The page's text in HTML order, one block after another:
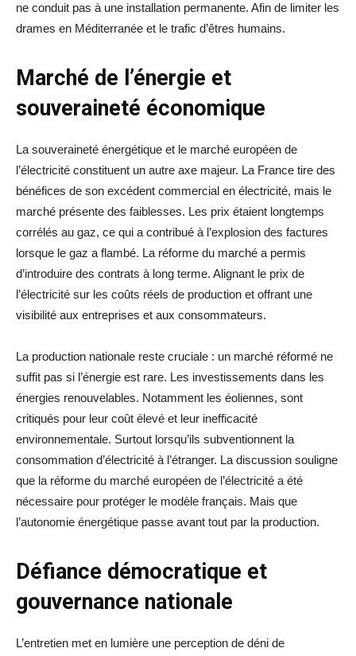
ne conduit pas à une installation permanente. Afin de limiter les
drames en Méditerranée et le trafic d’êtres humains.
Marché de l’énergie et
souveraineté économique
La souveraineté énergétique et le marché européen de
l’électricité constituent un autre axe majeur. La France tire des
bénéfices de son excédent commercial en électricité, mais le
marché présente des faiblesses. Les prix étaient longtemps
corrélés au gaz, ce qui a contribué à l’explosion des factures
lorsque le gaz a flambé. La réforme du marché a permis
d’introduire des contrats à long terme. Alignant le prix de
l’électricité sur les coûts réels de production et offrant une
visibilité aux entreprises et aux consommateurs.
La production nationale reste cruciale : un marché réformé ne
suffit pas si l’énergie est rare. Les investissements dans les
énergies renouvelables. Notamment les éoliennes, sont
critiqués pour leur coût élevé et leur inefficacité
environnementale. Surtout lorsqu’ils subventionnent la
consommation d’électricité à l’étranger. La discussion souligne
que la réforme du marché européen de l’électricité a été
nécessaire pour protéger le modèle français. Mais que
l’autonomie énergétique passe avant tout par la production.
Défiance démocratique et
gouvernance nationale
L’entretien met en lumière une perception de déni de